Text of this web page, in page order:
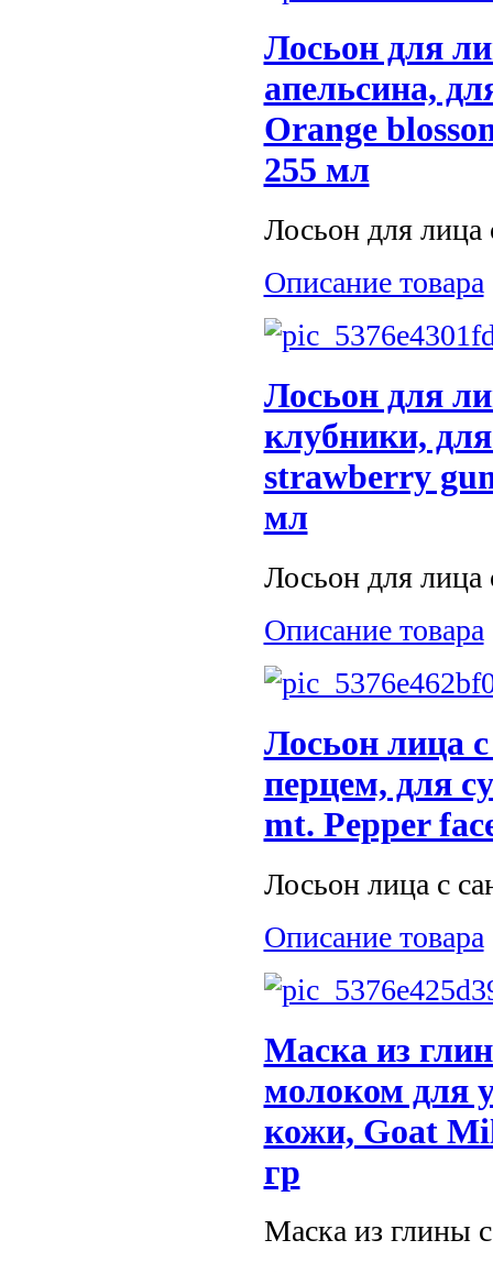
Лосьон для
апельсина,
Orange
255 мл
Лосьон для лица
Описание товара
Лосьон для
клубники,
strawberry
мл
Лосьон для лица
Описание товара
Лосьон лица
перцем, для
mt. Pepper
Лосьон лица с
Описание товара
Маска из
молоком для
кожи, Goat
гр
Маска из глины